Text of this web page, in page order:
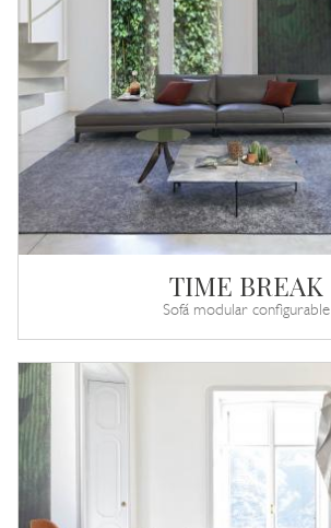
TIME BREAK
Sofá modular configurable